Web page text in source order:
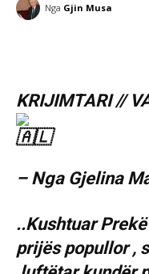
Nga Gjin Musa
KRIJIMTARI //
– Nga Gjelina
..Kushtuar
prijës popullor ,